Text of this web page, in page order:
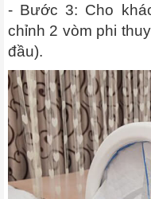
- Bước 3: Cho
chỉnh 2 vòm phi
đầu).